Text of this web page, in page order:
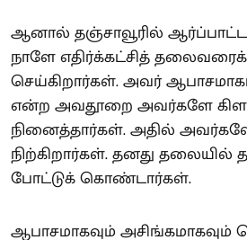
ஆனால் தஞ்சாவூரில்
நாளே எதிர்க்கட்சித்
செய்கிறார்கள். அவர்
என்ற அவதூறை அவர்களே
நினைத்தார்கள். அதில்
நிற்கிறார்கள். தனது
போட்டுக் கொண்டார்கள்.
ஆபாசமாகவும் அசிங்கமாகவும்